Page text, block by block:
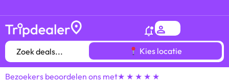
Hetgróótste voordeeluitjes overzichtvan heel
Kies locatie
Bezoekers beoordelen ons met★ ★ ★ ★ ★